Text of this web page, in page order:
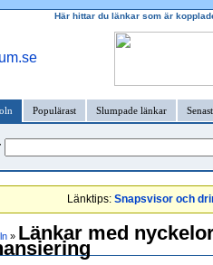
Här hittar du länkar som är
Populärast Slumpade länkar
Länktips: Snapsvisor och
» Länkar med